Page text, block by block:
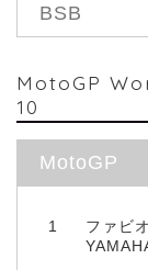
BSB
MotoGP
10
MotoGP
1
ファビ